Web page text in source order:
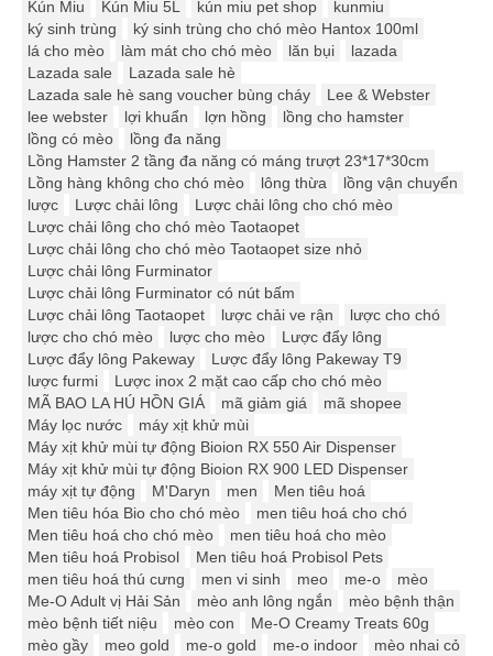
Kún Miu
Kún Miu 5L kún miu pet shop
kunmiu
ký sinh trùng
ký sinh trùng cho chó mèo Hantox 100ml
lá cho mèo
làm mát cho chó mèo lăn bụi
lazada
Lazada sale
Lazada sale hè
Lazada sale hè sang voucher bùng cháy
Lee & Webster
lee webster
lợi khuẩn lợn hồng
lồng cho hamster
lồng có mèo
lồng đa năng
Lồng Hamster 2 tầng đa năng có máng trượt 23*17*30cm
Lồng hàng không cho chó mèo
lông thừa
lồng vận chuyển
lược
Lược chải lông
Lược chải lông cho chó mèo
Lược chải lông cho chó mèo Taotaopet
Lược chải lông cho chó mèo Taotaopet size nhỏ
Lược chải lông Furminator
Lược chải lông Furminator có nút bấm
Lược chải lông Taotaopet
lược chải ve rận
lược cho chó
lược cho chó mèo
lược cho mèo
Lược đẩy lông
Lược đẩy lông Pakeway
Lược đẩy lông Pakeway T9
lược furmi
Lược inox 2 mặt cao cấp cho chó mèo
MÃ BAO LA HÚ HỒN GIÁ
mã giảm giá
mã shopee
Máy lọc nước
máy xịt khử mùi
Máy xịt khử mùi tự động Bioion RX 550 Air Dispenser
Máy xịt khử mùi tự động Bioion RX 900 LED Dispenser
máy xịt tự động
M'Daryn men
Men tiêu hoá
Men tiêu hóa Bio cho chó mèo
men tiêu hoá cho chó
Men tiêu hoá cho chó mèo
men tiêu hoá cho mèo
Men tiêu hoá Probisol
Men tiêu hoá Probisol Pets
men tiêu hoá thú cưng
men vi sinh meo me-o
mèo
Me-O Adult vị Hải Sản
mèo anh lông ngắn
mèo bệnh thận
mèo bệnh tiết niệu
mèo con
Me-O Creamy Treats 60g
mèo gầy
meo gold me-o gold me-o indoor mèo nhai cỏ